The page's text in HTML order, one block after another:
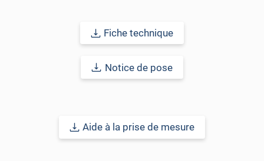
• Repositionnable et réutilisable ;
• Sans entretien.
Fiche technique
Notice de pose
Aide à la prise de mesure